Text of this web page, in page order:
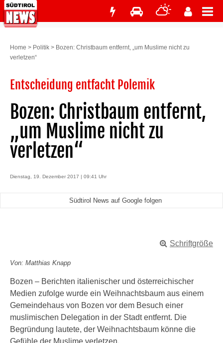
Home > Politik > Bozen: Christbaum entfernt, „um Muslime nicht zu
verletzen“
Entscheidung entfacht Polemik
Bozen: Christbaum entfernt,
„um Muslime nicht zu
verletzen“
Dienstag, 19. Dezember 2017 | 09:41 Uhr
Südtirol News auf Google folgen
Schriftgröße
Von: Matthias Knapp
Bozen – Berichten italienischer und österreichischer
Medien zufolge wurde ein Weihnachtsbaum aus einem
Gemeindehaus von Bozen vor dem Besuch einer
muslimischen Delegation in der Stadt entfernt. Die
Begründung lautete, der Weihnachtsbaum könne die
Gefühle der Muslime verletzen.